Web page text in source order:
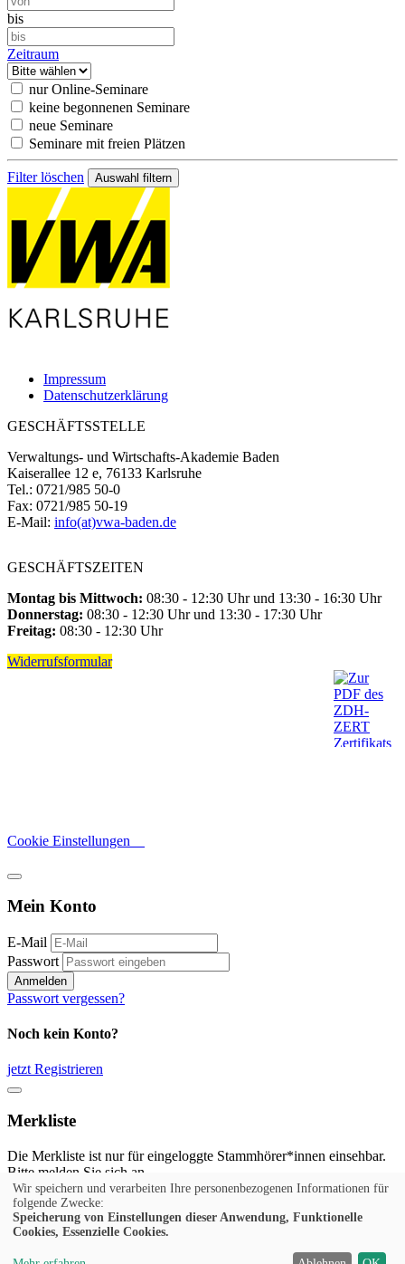
bis
Zeitraum
nur Online-Seminare
keine begonnenen Seminare
neue Seminare
Seminare mit freien Plätzen
Filter löschen
Impressum
Datenschutzerklärung
GESCHÄFTSSTELLE
Verwaltungs- und Wirtschafts-Akademie Baden
Kaiserallee 12 e, 76133 Karlsruhe
Tel.: 0721/985 50-0
Fax: 0721/985 50-19
E-Mail: info(at)vwa-baden.de
GESCHÄFTSZEITEN
Montag bis Mittwoch: 08:30 - 12:30 Uhr und 13:30 - 16:30 Uhr
Donnerstag: 08:30 - 12:30 Uhr und 13:30 - 17:30 Uhr
Freitag: 08:30 - 12:30 Uhr
Widerrufsformular
Cookie Einstellungen
Mein Konto
E-Mail
Passwort
Anmelden
Passwort vergessen?
Noch kein Konto?
jetzt Registrieren
Merkliste
Die Merkliste ist nur für eingeloggte Stammhörer*innen einsehbar.
Bitte melden Sie sich an.
Anmelden
Noch kein Konto?
Wir speichern und verarbeiten Ihre personenbezogenen Informationen für
folgende Zwecke:
Speicherung von Einstellungen dieser Anwendung, Funktionelle
Cookies, Essenzielle Cookies.